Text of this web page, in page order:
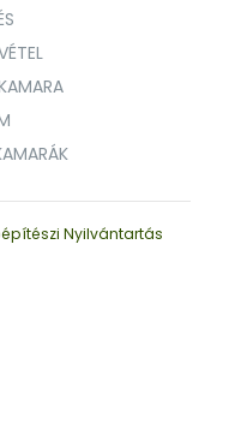
Nyilvántartás